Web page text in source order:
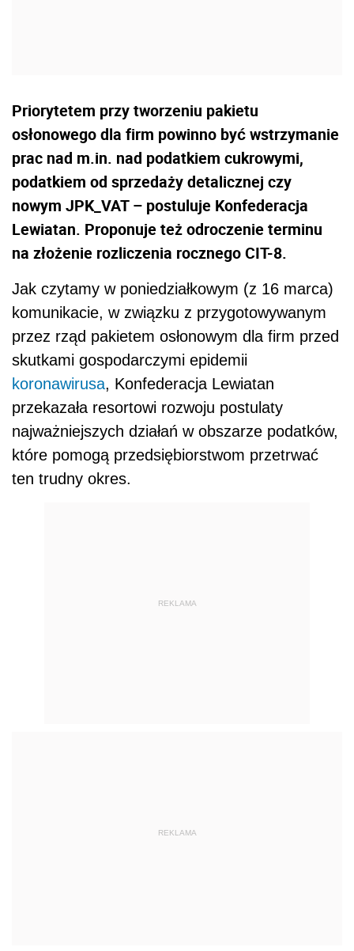
Priorytetem przy tworzeniu pakietu
osłonowego dla firm powinno być wstrzymanie
prac nad m.in. nad podatkiem cukrowymi,
podatkiem od sprzedaży detalicznej czy
nowym JPK_VAT – postuluje Konfederacja
Lewiatan. Proponuje też odroczenie terminu
na złożenie rozliczenia rocznego CIT-8.
Jak czytamy w poniedziałkowym (z 16 marca)
komunikacie, w związku z przygotowywanym
przez rząd pakietem osłonowym dla firm przed
skutkami gospodarczymi epidemii
koronawirusa, Konfederacja Lewiatan
przekazała resortowi rozwoju postulaty
najważniejszych działań w obszarze podatków,
które pomogą przedsiębiorstwom przetrwać
ten trudny okres.
REKLAMA
REKLAMA